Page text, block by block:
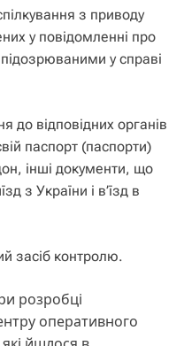
з приводу
у повідомленні про
у справі
до відповідних органів
паспорт (паспорти)
інші документи, що
з України і в’їзд в
засіб контролю.
розробці
оперативного